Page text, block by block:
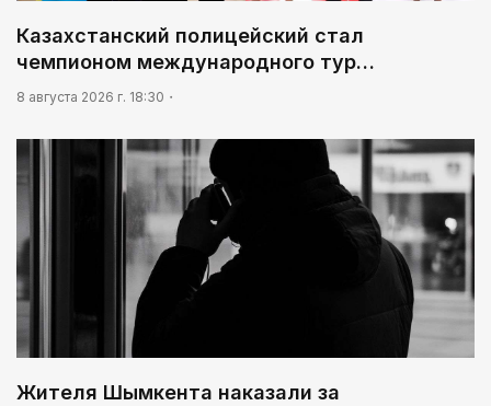
Казахстанский полицейский стал
чемпионом международного тур…
8 августа 2026 г. 18:30
Жителя Шымкента наказали за